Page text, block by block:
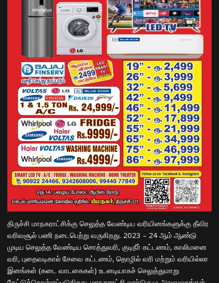
திருச்சி மாநகராட்சிக்கு செலுத்த வேண்டிய வரியினங்களுக்கு தீவிர
வரிவசூல் பணி நடைபெற்று வருகிறது. 2023 – 24 ஆம் ஆண்டு
முடிய செலுத்த வேண்டிய சொத்துவரி, குடிநீா் கட்டணம், காலிமனை
வரி, புதைவடிகால் சேவை கட்டணம், தொழில் வரி மற்றும் வரியில்லா
இனங்கள் (கடை வாடகைகள்) உடனடியாகச் செலுத்துமாறு